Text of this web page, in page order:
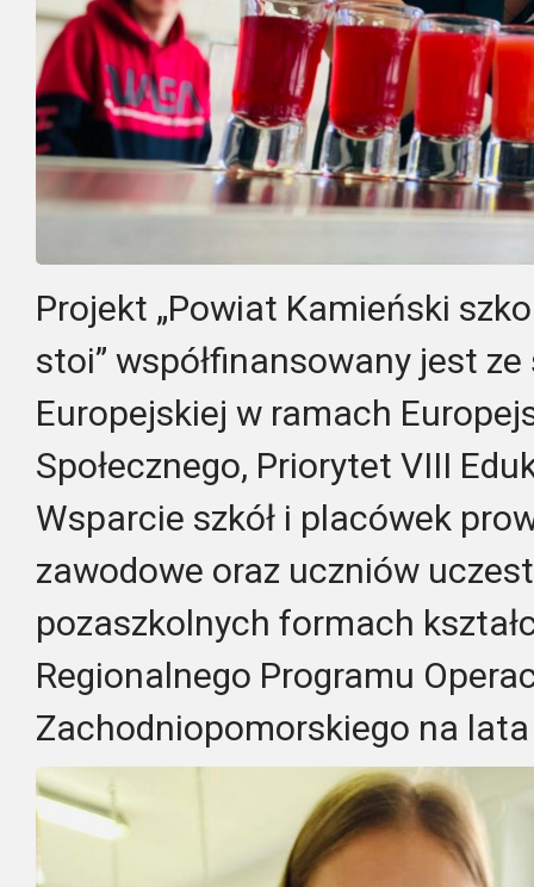
Projekt „Powiat Kamieński
stoi” współfinansowany jest
Europejskiej w ramach
Społecznego, Priorytet VIII
Wsparcie szkół i placówek
zawodowe oraz uczniów
pozaszkolnych formach
Regionalnego Programu
Zachodniopomorskiego na